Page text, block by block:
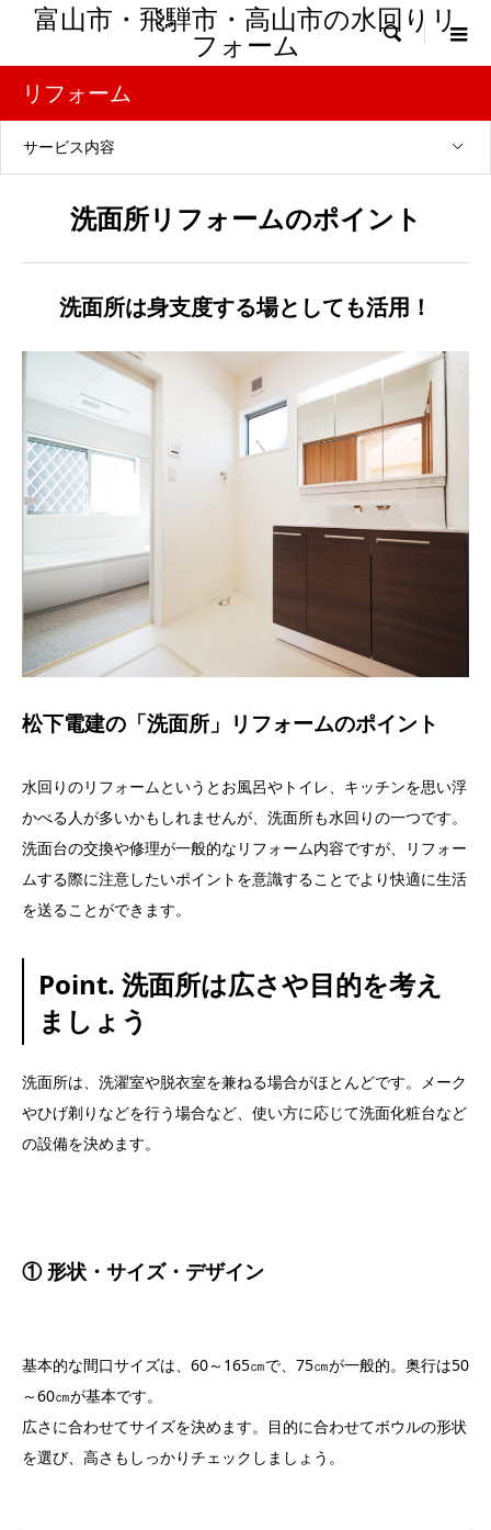
富山市・飛騨市・高山市の水回りリ
フォーム

リフォーム
サービス内容
洗面所リフォームのポイント
洗面所は身支度する場としても活用！
松下電建の「洗面所」リフォームのポイント
水回りのリフォームというとお風呂やトイレ、キッチンを思い浮
かべる人が多いかもしれませんが、洗面所も水回りの一つです。
洗面台の交換や修理が一般的なリフォーム内容ですが、リフォー
ムする際に注意したいポイントを意識することでより快適に生活
を送ることができます。
Point. 洗面所は広さや目的を考え
ましょう
洗面所は、洗濯室や脱衣室を兼ねる場合がほとんどです。メーク
やひげ剃りなどを行う場合など、使い方に応じて洗面化粧台など
の設備を決めます。
① 形状・サイズ・デザイン
基本的な間口サイズは、60～165㎝で、75㎝が一般的。奥行は50
～60㎝が基本です。
広さに合わせてサイズを決めます。目的に合わせてボウルの形状
を選び、高さもしっかりチェックしましょう。